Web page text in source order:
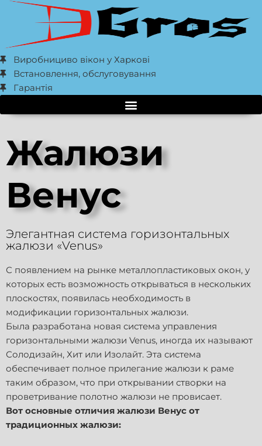
Виробнициво вікон у Харкові
Встановлення, обслуговування
Гарантія
Жалюзи
Венус
Элегантная система горизонтальных
жалюзи «Venus»
С появлением на рынке металлопластиковых окон, у
которых есть возможность открываться в нескольких
плоскостях, появилась необходимость в
модификации горизонтальных жалюзи.
Была разработана новая система управления
горизонтальными жалюзи Venus, иногда их называют
Солодизайн, Хит или Изолайт. Эта система
обеспечивает полное прилегание жалюзи к раме
таким образом, что при открывании створки на
проветривание полотно жалюзи не провисает.
Вот основные отличия жалюзи Венус от
традиционных жалюзи: